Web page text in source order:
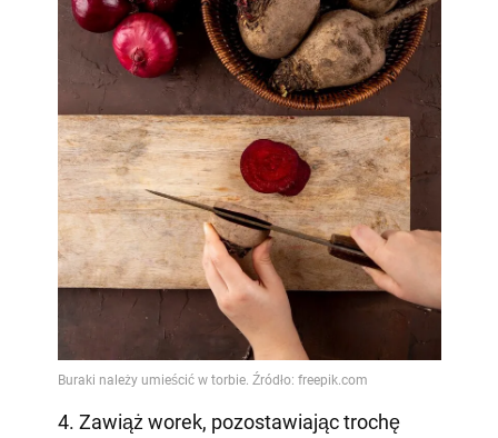
4. Zawiąż worek, pozostawiając trochę